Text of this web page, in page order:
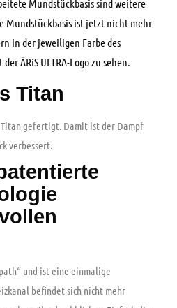
Mundstückbasis sind weitere
Mundstückbasis ist jetzt nicht mehr
in der jeweiligen Farbe des
ÄRiS ULTRA-Logo zu sehen.
Titan
gefertigt. Damit ist der Dampf
verbessert.
und ist eine einmalige
befindet sich nicht mehr